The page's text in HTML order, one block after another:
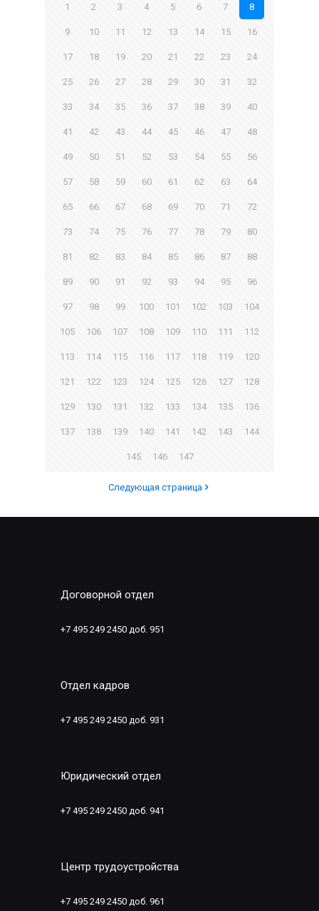
1 2 3 4 5 6 7 8
9 10 11 12 13 14 15 16
17 18 19 20 21 22 23 24
25 26 27 28 29 30 31 32
33 34 35 36 37 38 39 40
41 42 43 44 45 46 47 48
49 50 51 52 53 54 55 56
57 58 59 60 61 62 63 64
65 66 67 68 69 70 71 72
73 74 75 76 77 78 79 80
81 82 83 84 85 86 87 88
89 90 91 92 93 94 95 96
97 98 99 100 101 102 103 104
105 106 107 108 109 110 111 112
113 114 115 116 117 118 119 120
121 122 123 124 125 126 127 128
129 130 131 132 133 134 135 136
137 138 139 140 141 142 143 144
145 146 147
Следующая страница
Договорной отдел
+7 495 249 2450 доб. 951
Отдел кадров
+7 495 249 2450 доб. 931
Юридический отдел
+7 495 249 2450 доб. 941
Центр трудоустройства
+7 495 249 2450 доб. 961